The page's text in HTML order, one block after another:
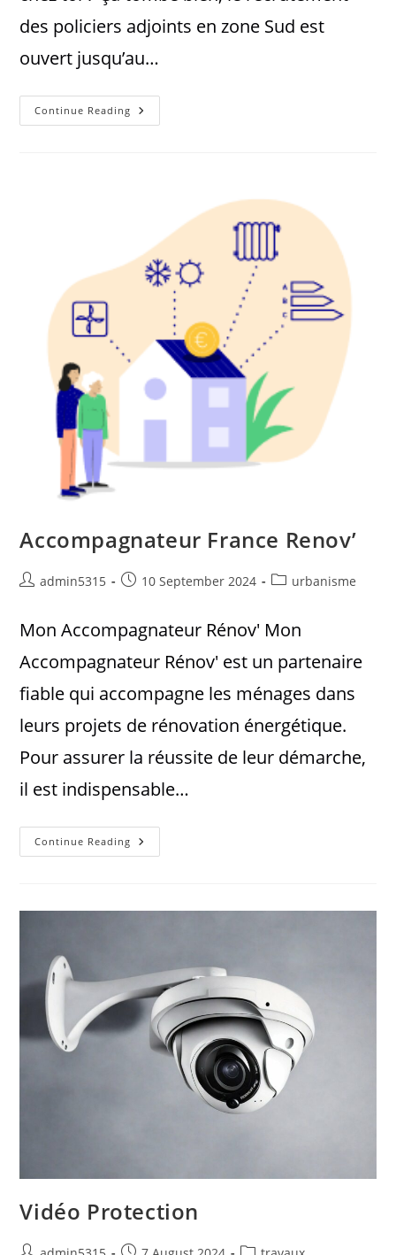
des policiers adjoints en zone Sud est
ouvert jusqu’au…
Continue Reading
Accompagnateur France Renov’
admin5315 10 September 2024 urbanisme
Mon Accompagnateur Rénov' Mon
Accompagnateur Rénov' est un partenaire
fiable qui accompagne les ménages dans
leurs projets de rénovation énergétique.
Pour assurer la réussite de leur démarche,
il est indispensable…
Continue Reading
Vidéo Protection